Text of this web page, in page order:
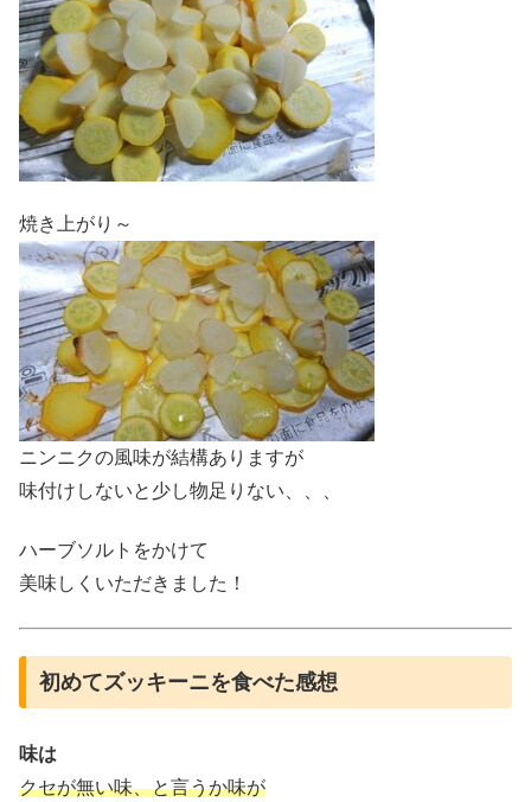
焼き上がり～
ニンニクの風味が結構ありますが
味付けしないと少し物足りない、、、
ハーブソルトをかけて
美味しくいただきました！
初めてズッキーニを食べた感想
味は
クセが無い味、と言うか味が